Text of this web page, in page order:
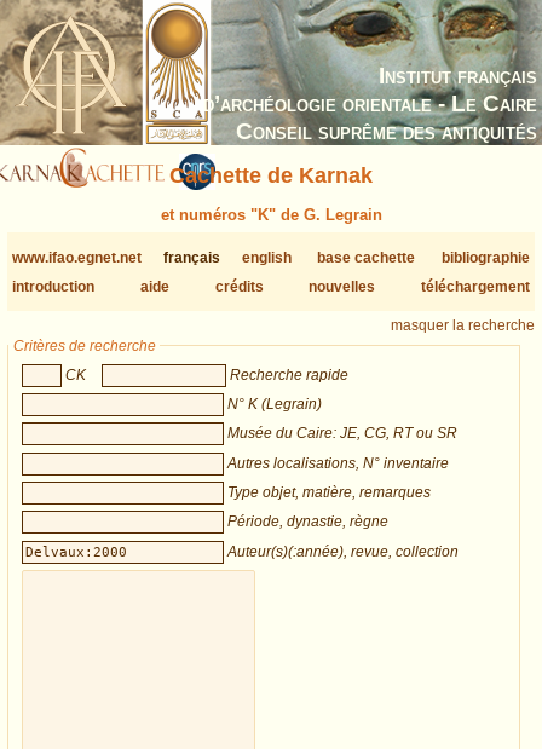
Institut français
d’archéologie orientale - Le Caire
Conseil suprême des antiquités
Cachette de Karnak
et numéros "K" de G. Legrain
www.ifao.egnet.net français english base cachette
bibliographie
introduction
aide crédits nouvelles téléchargement
masquer la recherche
Critères de recherche
CK
Recherche rapide
N° K (Legrain)
Musée du Caire: JE, CG, RT ou SR
Autres localisations, N° inventaire
Type objet, matière, remarques
Période, dynastie, règne
Auteur(s)(:année), revue, collection